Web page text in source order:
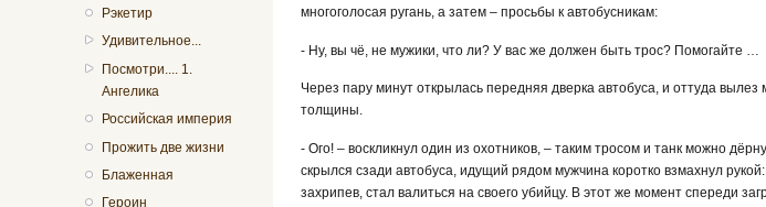
Рэкетир
Удивительное...
Посмотри.... 1.
Ангелика
Российская империя
Прожить две жизни
Блаженная
Героин
многоголосая ругань, а затем – просьбы к автобусникам:
- Ну, вы чё, не мужики, что ли? У вас же должен быть трос? Помогайте …
Через пару минут открылась передняя дверка автобуса, и оттуда
толщины.
- Ого! – воскликнул один из охотников, – таким тросом и танк можно
скрылся сзади автобуса, идущий рядом мужчина коротко взмахнул
захрипев, стал валиться на своего убийцу. В этот же момент спереди